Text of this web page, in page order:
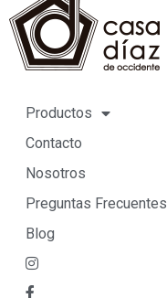
Productos
Contacto
Nosotros
Preguntas Frecuentes
Blog